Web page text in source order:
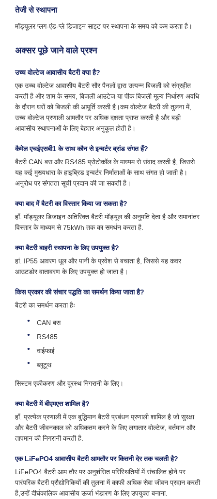
तेजी से स्थापना
मॉड्यूलर प्लग-एंड-प्ले डिजाइन साइट पर स्थापना के समय को कम करता है।
अक्सर पूछे जाने वाले प्रश्न
उच्च वोल्टेज आवासीय बैटरी क्या है?
एक उच्च वोल्टेज आवासीय बैटरी सौर पैनलों द्वारा उत्पन्न बिजली को संग्रहीत
करती है और शाम के समय, बिजली आउटेज या पीक बिजली मूल्य निर्धारण अवधि
के दौरान घरों को बिजली की आपूर्ति करती है।कम वोल्टेज बैटरी की तुलना में,
उच्च वोल्टेज प्रणाली आमतौर पर अधिक दक्षता प्राप्त करती है और बड़ी
आवासीय स्थापनाओं के लिए बेहतर अनुकूल होती है।
कैमेल एचईएसबी1 के साथ कौन से इन्वर्टर ब्रांड संगत हैं?
बैटरी CAN बस और RS485 प्रोटोकॉल के माध्यम से संवाद करती है, जिससे
यह कई मुख्यधारा के हाइब्रिड इन्वर्टर निर्माताओं के साथ संगत हो जाती है।
अनुरोध पर संगतता सूची प्रदान की जा सकती है।
क्या बाद में बैटरी का विस्तार किया जा सकता है?
हाँ. मॉड्यूलर डिजाइन अतिरिक्त बैटरी मॉड्यूल की अनुमति देता है और समानांतर
विस्तार के माध्यम से 75kWh तक का समर्थन करता है.
क्या बैटरी बाहरी स्थापना के लिए उपयुक्त है?
हां. IP55 आवरण धूल और पानी के प्रवेश से बचाता है, जिससे यह कवर
आउटडोर वातावरण के लिए उपयुक्त हो जाता है।
किस प्रकार की संचार पद्धति का समर्थन किया जाता है?
बैटरी का समर्थन करता हैः
CAN बस
RS485
वाईफाई
ब्लूटूथ
सिस्टम एकीकरण और दूरस्थ निगरानी के लिए।
क्या बैटरी में बीएमएस शामिल है?
हाँ. प्रत्येक प्रणाली में एक बुद्धिमान बैटरी प्रबंधन प्रणाली शामिल है जो सुरक्षा
और बैटरी जीवनकाल को अधिकतम करने के लिए लगातार वोल्टेज, वर्तमान और
तापमान की निगरानी करती है.
एक LiFePO4 आवासीय बैटरी आमतौर पर कितनी देर तक चलती है?
LiFePO4 बैटरी आम तौर पर अनुशंसित परिस्थितियों में संचालित होने पर
पारंपरिक बैटरी प्रौद्योगिकियों की तुलना में काफी अधिक सेवा जीवन प्रदान करती
है,उन्हें दीर्घकालिक आवासीय ऊर्जा भंडारण के लिए उपयुक्त बनाना.